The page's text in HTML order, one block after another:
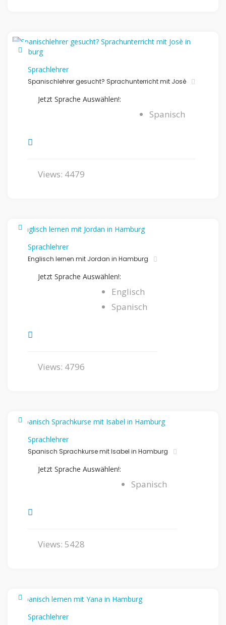
Sprachlehrer
Spanischlehrer gesucht? Sprachunterricht mit Josè
Jetzt Sprache Auswählen!:
Spanisch
Views: 4479
Sprachlehrer
Englisch lernen mit Jordan in Hamburg
Jetzt Sprache Auswählen!:
Englisch
Spanisch
Views: 4796
Sprachlehrer
Spanisch Sprachkurse mit Isabel in Hamburg
Jetzt Sprache Auswählen!:
Spanisch
Views: 5428
Sprachlehrer